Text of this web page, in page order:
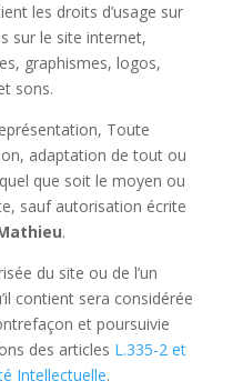
les droits d’usage sur
sur le site internet,
graphismes, logos,
sons.
Toute
adaptation de tout ou
que soit le moyen ou
sauf autorisation écrite
.
du site ou de l’un
contient sera considérée
et poursuivie
des articles L.335-2 et
Intellectuelle.